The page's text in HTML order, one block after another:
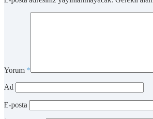
Yorum *
Ad
E-posta